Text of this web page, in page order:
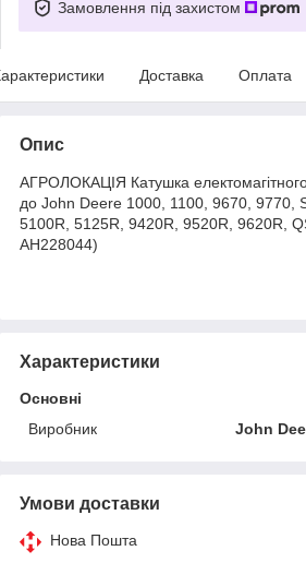
Замовлення під захистом
Доставка Оплата
Опис
АГРОЛОКАЦІЯ Катушка
до John Deere 1000, 1100, 9670, 9770,
5100R, 5125R, 9420R, 9520R, 9620R,
AH228044)
Характеристики
Основні
Виробник
John
Умови доставки
Нова Пошта